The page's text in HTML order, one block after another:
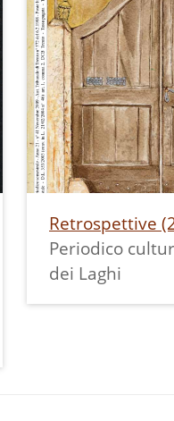
Retrospettive
Periodico
dei Laghi